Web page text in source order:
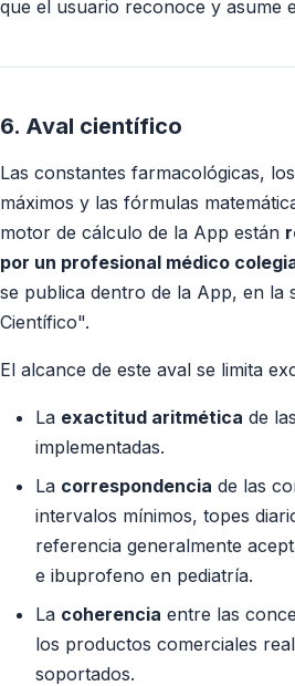
que el usuario reconoce y asume
6. Aval científico
Las constantes farmacológicas,
máximos y las fórmulas
motor de cálculo de la App están
por un profesional médico
se publica dentro de la App, en la
Científico".
El alcance de este aval se limita
La exactitud aritmética de
implementadas.
La correspondencia de las
intervalos mínimos, topes
referencia generalmente
e ibuprofeno en pediatría.
La coherencia entre las
los productos comerciales
soportados.